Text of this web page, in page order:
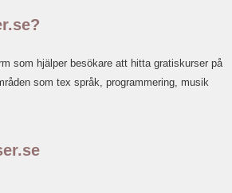
som hjälper besökare att hitta gratiskurser på
som tex språk, programmering, musik